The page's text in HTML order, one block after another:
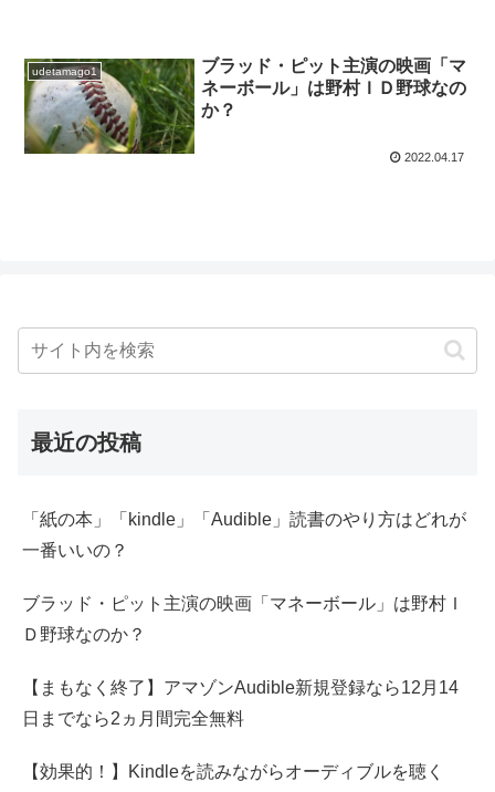
udetamago1
ブラッド・ピット主演の映画「マ
ネーボール」は野村ＩＤ野球なの
か？
2022.04.17
最近の投稿
「紙の本」「kindle」「Audible」読書のやり方はどれが
一番いいの？
ブラッド・ピット主演の映画「マネーボール」は野村Ｉ
Ｄ野球なのか？
【まもなく終了】アマゾンAudible新規登録なら12月14
日までなら2ヵ月間完全無料
【効果的！】Kindleを読みながらオーディブルを聴く